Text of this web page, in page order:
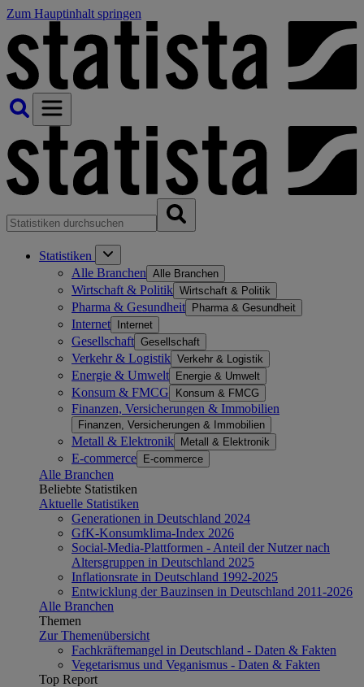
Zum Hauptinhalt springen
Statistiken
Alle Branchen Alle Branchen
Wirtschaft & Politik Wirtschaft & Politik
Pharma & Gesundheit Pharma & Gesundheit
Internet Internet
Gesellschaft Gesellschaft
Verkehr & Logistik Verkehr & Logistik
Energie & Umwelt Energie & Umwelt
Konsum & FMCG Konsum & FMCG
Finanzen, Versicherungen & Immobilien
Finanzen, Versicherungen & Immobilien
Metall & Elektronik Metall & Elektronik
E-commerce E-commerce
Alle Branchen
Beliebte Statistiken
Aktuelle Statistiken
Generationen in Deutschland 2024
GfK-Konsumklima-Index 2026
Social-Media-Plattformen - Anteil der Nutzer nach
Altersgruppen in Deutschland 2025
Inflationsrate in Deutschland 1992-2025
Entwicklung der Bauzinsen in Deutschland 2011-2026
Alle Branchen
Themen
Zur Themenübersicht
Fachkräftemangel in Deutschland - Daten & Fakten
Vegetarismus und Veganismus - Daten & Fakten
Top Report